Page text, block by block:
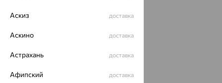
ул. Зегеля, 27/2
Другие города
Заказать звонок
Аскиз доставка
Аскино доставка
Астрахань доставка
Афипский доставка